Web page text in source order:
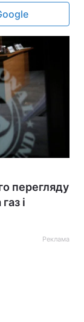
перегляду
і
Реклама